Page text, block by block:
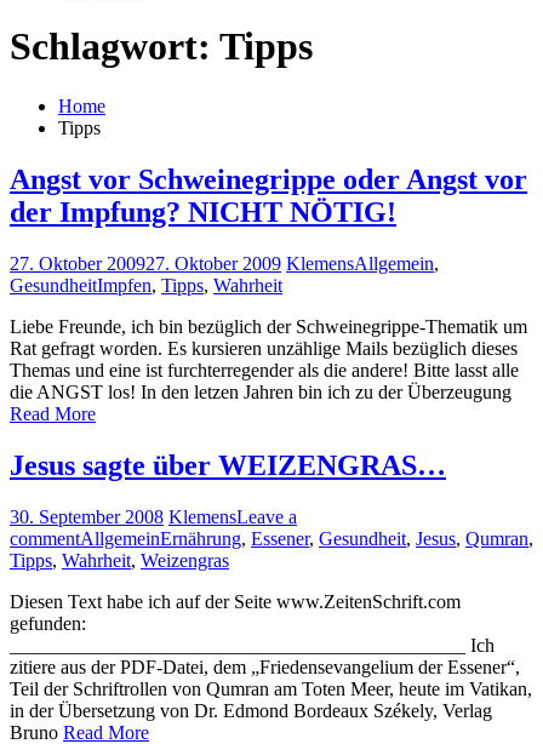
Schlagwort: Tipps
Home
Tipps
Angst vor Schweinegrippe oder Angst vor
der Impfung? NICHT NÖTIG!
27. Oktober 200927. Oktober 2009 KlemensAllgemein,
GesundheitImpfen, Tipps, Wahrheit
Liebe Freunde, ich bin bezüglich der Schweinegrippe-Thematik um
Rat gefragt worden. Es kursieren unzählige Mails bezüglich dieses
Themas und eine ist furchterregender als die andere! Bitte lasst alle
die ANGST los! In den letzen Jahren bin ich zu der Überzeugung
Read More
Jesus sagte über WEIZENGRAS…
30. September 2008 KlemensLeave a
commentAllgemeinErnährung, Essener, Gesundheit, Jesus, Qumran,
Tipps, Wahrheit, Weizengras
Diesen Text habe ich auf der Seite www.ZeitenSchrift.com
gefunden:
_______________________________________________ Ich
zitiere aus der PDF-Datei, dem „Friedensevangelium der Essener“,
Teil der Schriftrollen von Qumran am Toten Meer, heute im Vatikan,
in der Übersetzung von Dr. Edmond Bordeaux Székely, Verlag
Bruno Read More